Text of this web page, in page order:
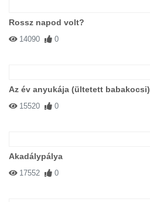
Rossz napod volt?
14090 0
Az év anyukája (ültetett babakocsi)
15520 0
Akadálypálya
17552 0